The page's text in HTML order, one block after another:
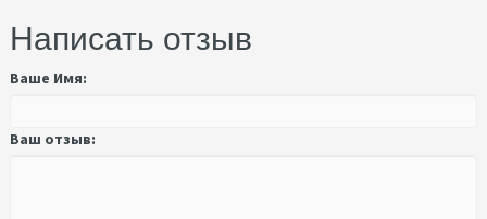
Написать отзыв
Ваше Имя:
Ваш отзыв: